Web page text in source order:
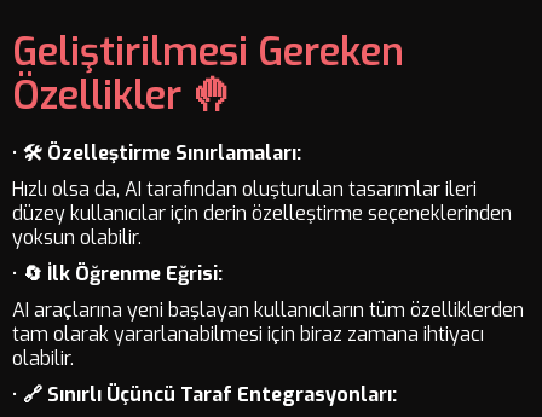
Geliştirilmesi Gereken
Özellikler 🤚
• 🛠️ Özelleştirme Sınırlamaları:
Hızlı olsa da, AI tarafından oluşturulan tasarımlar ileri
düzey kullanıcılar için derin özelleştirme seçeneklerinden
yoksun olabilir.
• 🔄 İlk Öğrenme Eğrisi:
AI araçlarına yeni başlayan kullanıcıların tüm özelliklerden
tam olarak yararlanabilmesi için biraz zamana ihtiyacı
olabilir.
• 🔗 Sınırlı Üçüncü Taraf Entegrasyonları: